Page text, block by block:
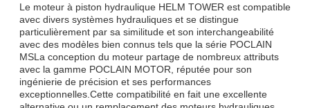
Le moteur à piston hydraulique HELM TOWER est compatible
avec divers systèmes hydrauliques et se distingue
particulièrement par sa similitude et son interchangeabilité
avec des modèles bien connus tels que la série POCLAIN
MSLa conception du moteur partage de nombreux attributs
avec la gamme POCLAIN MOTOR, réputée pour son
ingénierie de précision et ses performances
exceptionnelles.Cette compatibilité en fait une excellente